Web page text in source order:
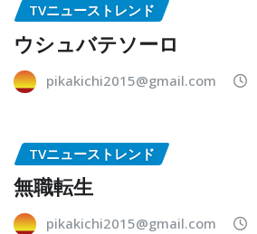
TVニューストレンド
ウシュバテソーロ
pikakichi2015@gmail.com
TVニューストレンド
無職転生
pikakichi2015@gmail.com